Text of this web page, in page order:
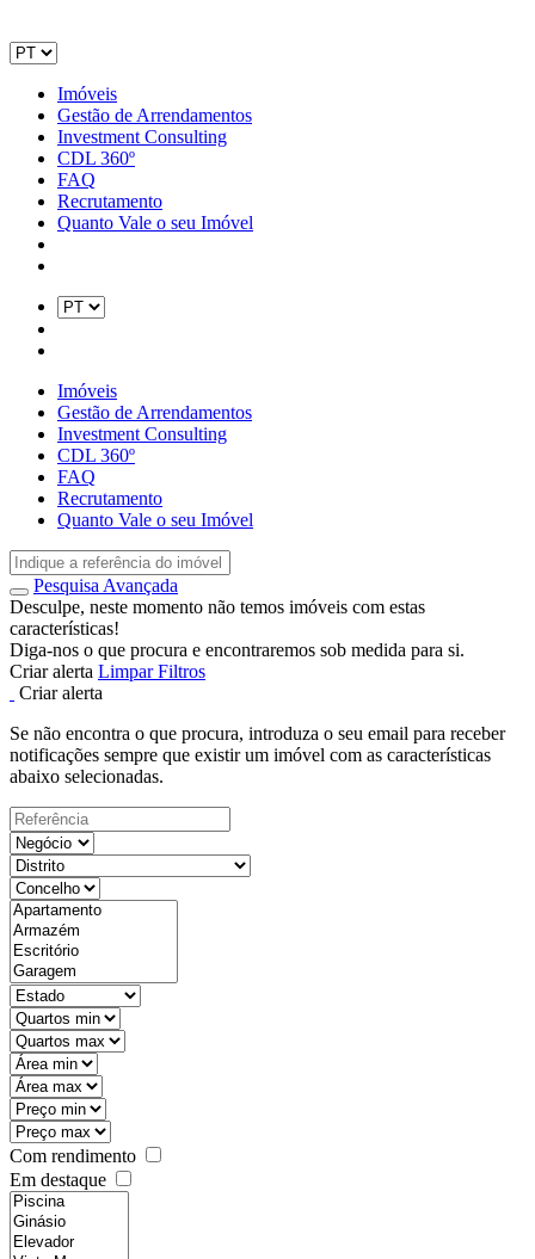
Imóveis
Gestão de Arrendamentos
Investment Consulting
CDL 360º
FAQ
Recrutamento
Quanto Vale o seu Imóvel
Imóveis
Gestão de Arrendamentos
Investment Consulting
CDL 360º
FAQ
Recrutamento
Quanto Vale o seu Imóvel
Pesquisa Avançada
Desculpe, neste momento não temos imóveis com estas
características!
Diga-nos o que procura e encontraremos sob medida para si.
Criar alerta Limpar Filtros
Criar alerta
Se não encontra o que procura, introduza o seu email para receber
notificações sempre que existir um imóvel com as características
abaixo selecionadas.
Com rendimento
Em destaque